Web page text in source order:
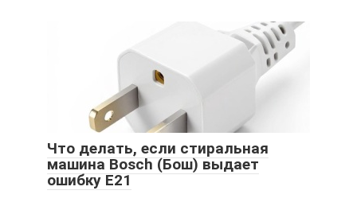
Что делать, если стиральная
машина Bosch (Бош) выдает
ошибку Е21